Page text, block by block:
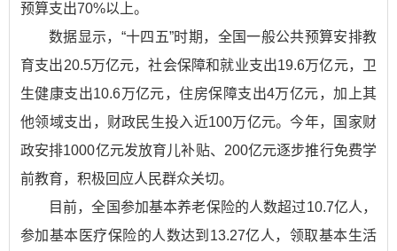
预算支出70%以上。
数据显示，“十四五”时期，全国一般公共预算安排教
育支出20.5万亿元，社会保障和就业支出19.6万亿元，卫
生健康支出10.6万亿元，住房保障支出4万亿元，加上其
他领域支出，财政民生投入近100万亿元。今年，国家财
政安排1000亿元发放育儿补贴、200亿元逐步推行免费学
前教育，积极回应人民群众关切。
目前，全国参加基本养老保险的人数超过10.7亿人，
参加基本医疗保险的人数达到13.27亿人，领取基本生活